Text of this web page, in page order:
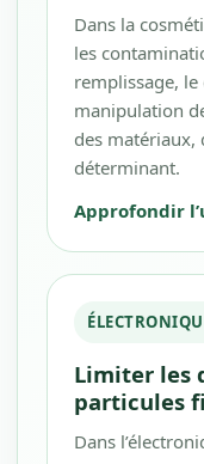
Dans la
les
remplissage,
manipulation
des matériaux,
déterminant.
Approfondir
Limiter les
particules
Dans